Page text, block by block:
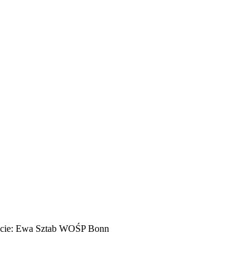
Ewa Sztab WOŚP Bonn